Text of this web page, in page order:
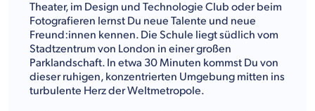
Theater, im Design und Technologie Club oder beim
Fotografieren lernst Du neue Talente und neue
Freund:innen kennen. Die Schule liegt südlich vom
Stadtzentrum von London in einer großen
Parklandschaft. In etwa 30 Minuten kommst Du von
dieser ruhigen, konzentrierten Umgebung mitten ins
turbulente Herz der Weltmetropole.